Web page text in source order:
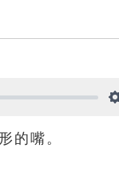
的嘴。